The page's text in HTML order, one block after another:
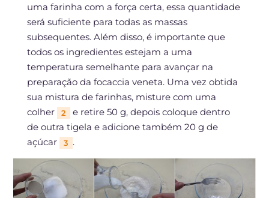
uma farinha com a força certa, essa quantidade
será suficiente para todas as massas
subsequentes. Além disso, é importante que
todos os ingredientes estejam a uma
temperatura semelhante para avançar na
preparação da focaccia veneta. Uma vez obtida
sua mistura de farinhas, misture com uma
colher
2
e retire 50 g, depois coloque dentro
de outra tigela e adicione também 20 g de
açúcar
3 .